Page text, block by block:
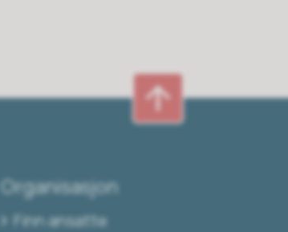
Organisasjon
Finn ansatte